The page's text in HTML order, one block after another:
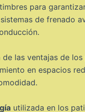
para
de frenado
de las ventajas de
en espacios
utilizada en los